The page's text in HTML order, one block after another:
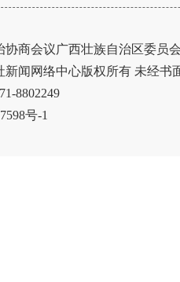
协商会议广西壮族自治区委员
新闻网络中心版权所有 未经书
8802249
号-1